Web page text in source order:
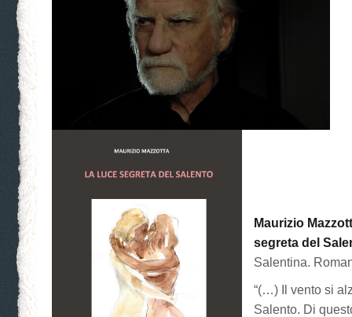
Maurizio
segreta del
Salentina.
“(…) Il vento si
Salento. Di